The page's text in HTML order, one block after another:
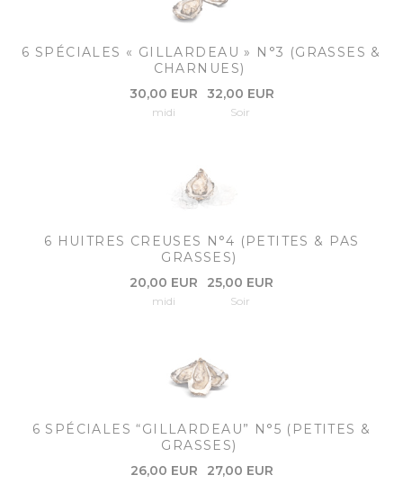
6 SPÉCIALES « GILLARDEAU » N°3 (GRASSES &
CHARNUES)
30,00 EUR
midi
32,00 EUR
Soir
6 HUITRES CREUSES N°4 (PETITES & PAS
GRASSES)
20,00 EUR
midi
25,00 EUR
Soir
6 SPÉCIALES “GILLARDEAU” N°5 (PETITES &
GRASSES)
26,00 EUR
27,00 EUR